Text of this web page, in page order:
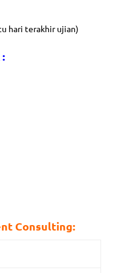
hari terakhir ujian)
Consulting: